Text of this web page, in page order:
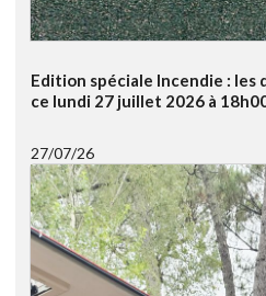
Edition spéciale Incendie :
ce lundi 27 juillet 2026 à
27/07/26